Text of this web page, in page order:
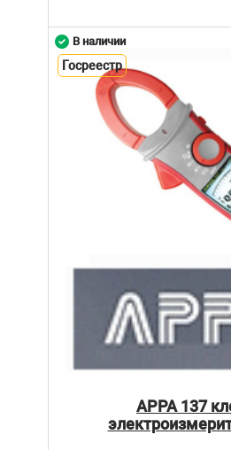
APPA 137
В наличии
Госреестр